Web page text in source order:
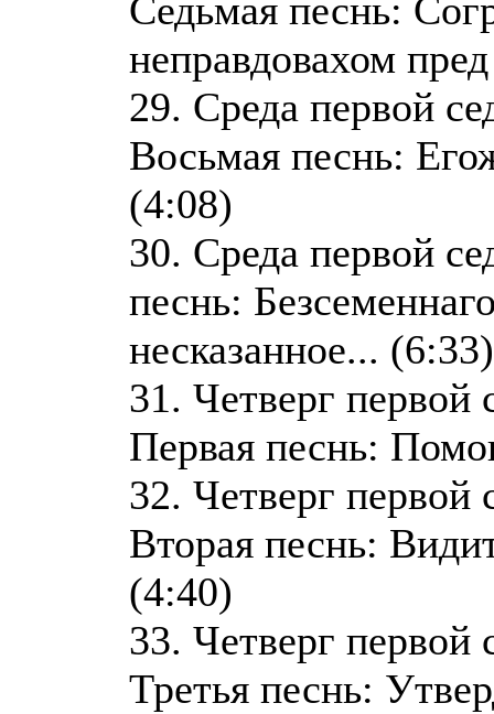
Седьмая песнь:
неправдовахом
29. Среда первой
Восьмая песнь:
(4:08)
30. Среда первой
песнь:
несказанное... (6:33)
31. Четверг первой
Первая песнь:
32. Четверг первой
Вторая песнь:
(4:40)
33. Четверг первой
Третья песнь: